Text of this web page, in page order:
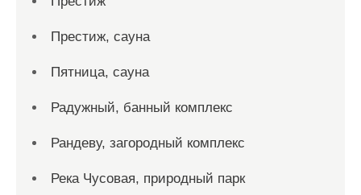
Престиж, сауна
Пятница, сауна
Радужный, банный комплекс
Рандеву, загородный комплекс
Река Чусовая, природный парк